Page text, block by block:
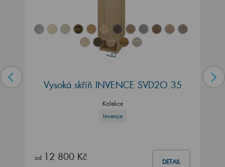
+42
Vysoká skříň INVENCE SVD2O 35
Kolekce
Invence
od 12 800 Kč DETAIL